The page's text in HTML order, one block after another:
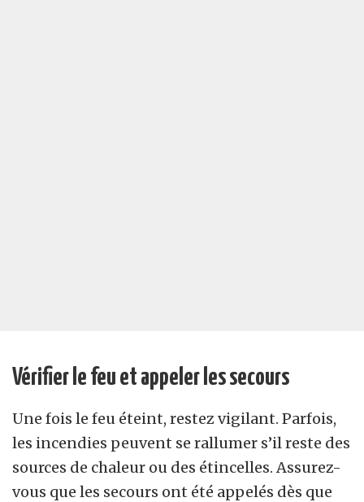
Vérifier le feu et appeler les secours
Une fois le feu éteint, restez vigilant. Parfois,
les incendies peuvent se rallumer s’il reste des
sources de chaleur ou des étincelles. Assurez-
vous que les secours ont été appelés dès que